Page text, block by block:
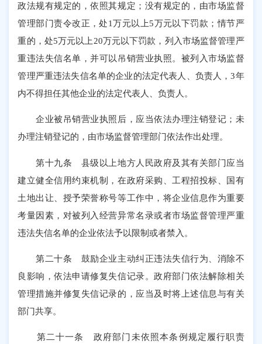
政法规有规定的，依照其规定；没有规定的，由市场监督
管理部门责令改正，处1万元以上5万元以下罚款；情节严
重的，处5万元以上20万元以下罚款，列入市场监督管理严
重违法失信名单，并可以吊销营业执照。被列入市场监督
管理严重违法失信名单的企业的法定代表人、负责人，3年
内不得担任其他企业的法定代表人、负责人。
企业被吊销营业执照后，应当依法办理注销登记；未
办理注销登记的，由市场监督管理部门依法作出处理。
第十九条 县级以上地方人民政府及其有关部门应当
建立健全信用约束机制，在政府采购、工程招投标、国有
土地出让、授予荣誉称号等工作中，将企业信息作为重要
考量因素，对被列入经营异常名录或者市场监督管理严重
违法失信名单的企业依法予以限制或者禁入。
第二十条 鼓励企业主动纠正违法失信行为、消除不
良影响，依法申请修复失信记录。政府部门依法解除相关
管理措施并修复失信记录的，应当及时将上述信息与有关
部门共享。
第二十一条 政府部门未依照本条例规定履行职责